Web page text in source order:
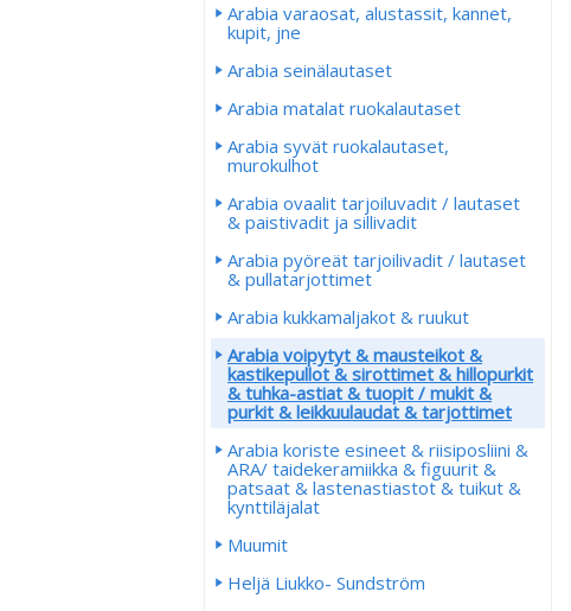
Arabia varaosat, alustassit, kannet,
kupit, jne
Arabia seinälautaset
Arabia matalat ruokalautaset
Arabia syvät ruokalautaset,
murokulhot
Arabia ovaalit tarjoiluvadit / lautaset
& paistivadit ja sillivadit
Arabia pyöreät tarjoilivadit / lautaset
& pullatarjottimet
Arabia kukkamaljakot & ruukut
Arabia voipytyt & mausteikot &
kastikepullot & sirottimet & hillopurkit
& tuhka-astiat & tuopit / mukit &
purkit & leikkuulaudat & tarjottimet
Arabia koriste esineet & riisiposliini &
ARA/ taidekeramiikka & figuurit &
patsaat & lastenastiastot & tuikut &
kynttiläjalat
Muumit
Heljä Liukko- Sundström